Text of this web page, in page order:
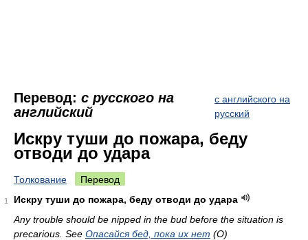
Перевод: с русского на
английский
с английского на
русский
Искру туши до пожара, беду
отводи до удара
Толкование Перевод
1
Искру туши до пожара, беду отводи до удара
Any trouble should be nipped in the bud before the situation is
precarious. See Опасайся бед, пока их нет (O)